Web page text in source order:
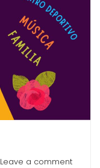
Leave a comment